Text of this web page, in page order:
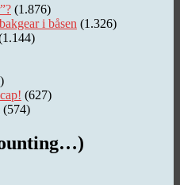
(1.876)
i båsen (1.326)
(627)
(574)